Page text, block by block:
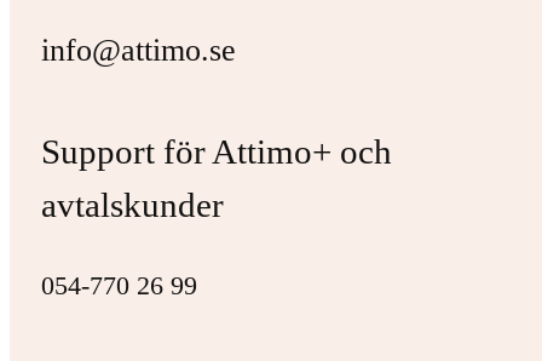
info@attimo.se
Support för Attimo+ och
avtalskunder
054-770 26 99